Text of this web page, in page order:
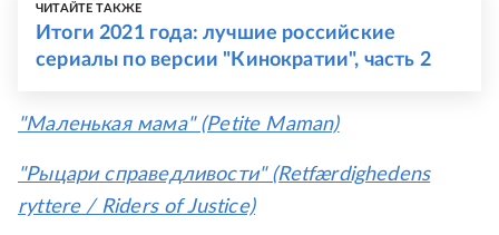
ЧИТАЙТЕ ТАКЖЕ
Итоги 2021 года: лучшие российские
сериалы по версии "Кинократии", часть 2
"Маленькая мама" (Petite Maman)
"Рыцари справедливости" (Retfærdighedens
ryttere / Riders of Justice)